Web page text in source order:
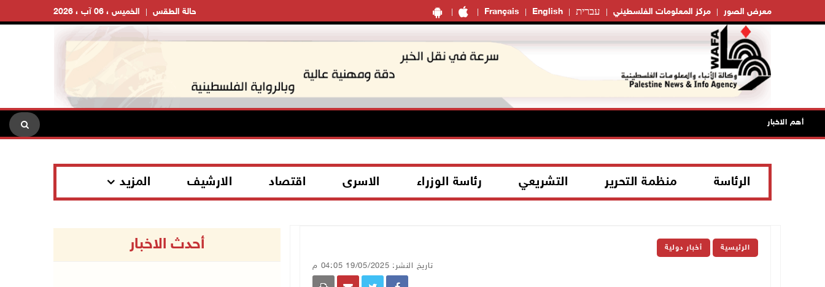
Français English עברית مركز المعلومات الفلسطيني معرض الصور الخميس ، 06 آب ، 2026 حالة الطقس
أهم الاخبار
الرئاسة منظمة التحرير التشريعي رئاسة الوزراء الاسرى اقتصاد الارشيف المزيد
الرئيسية أخبار دولية
تاريخ النشر: 19/05/2025 04:05 م
أحدث الاخبار